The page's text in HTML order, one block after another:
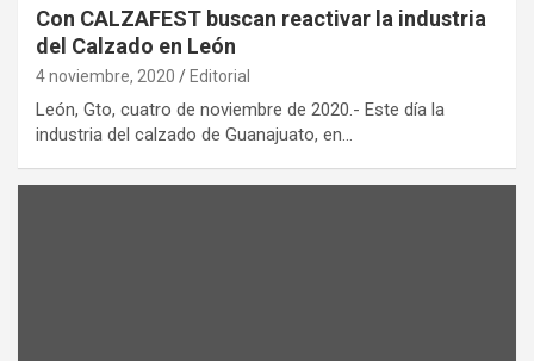
Con CALZAFEST buscan reactivar la industria
del Calzado en León
4 noviembre, 2020 Editorial
León, Gto, cuatro de noviembre de 2020.- Este día la
industria del calzado de Guanajuato, en…